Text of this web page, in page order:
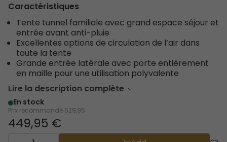
Caractéristiques
Tente tunnel familiale avec grand espace séjour et
entrée avant anti-pluie
Excellentes options de circulation de l’air dans
toute la tente
Grande entrée latérale avec porte entièrement
en maille pour une utilisation polyvalente
Lire la description complète
En stock
Prix recommandé 529,95
449,95 €